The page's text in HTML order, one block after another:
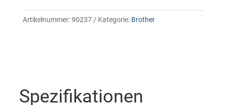
Artikelnummer:90237 Kategorie: Brother
Spezifikationen